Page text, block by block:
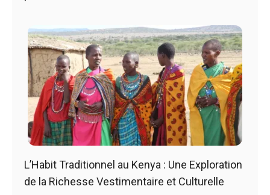
L’Habit Traditionnel au Kenya : Une Exploration
de la Richesse Vestimentaire et Culturelle